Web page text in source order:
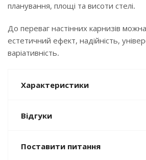
планування, площі та висоти стелі.
До переваг настінних карнизів
естетичний ефект, надійність,
варіативність.
Характеристики
Відгуки
Поставити питання